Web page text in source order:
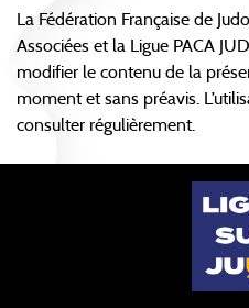
La Fédération Française de
Associées et la Ligue PACA
modifier le contenu de la
moment et sans préavis.
consulter régulièrement.